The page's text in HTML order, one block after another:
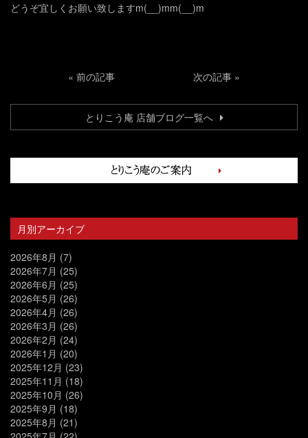
どうぞ宜しくお願い致しますm(__)mm(__)m
« 前の記事 次の記事 »
とりこう庵 店舗ブログ一覧へ
月別アーカイブ
2026年8月 (7)
2026年7月 (25)
2026年6月 (25)
2026年5月 (26)
2026年4月 (26)
2026年3月 (26)
2026年2月 (24)
2026年1月 (20)
2025年12月 (23)
2025年11月 (18)
2025年10月 (26)
2025年9月 (18)
2025年8月 (21)